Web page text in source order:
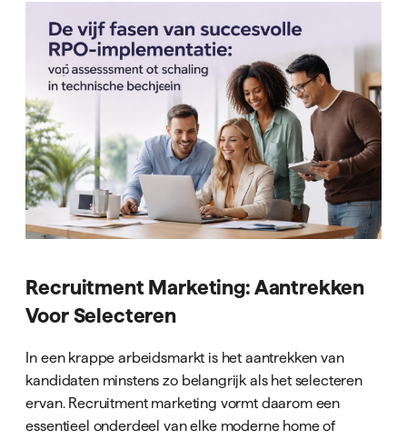
Recruitment Marketing: Aantrekken
Voor Selecteren
In een krappe arbeidsmarkt is het aantrekken van
kandidaten minstens zo belangrijk als het selecteren
ervan. Recruitment marketing vormt daarom een
essentieel onderdeel van elke moderne home of